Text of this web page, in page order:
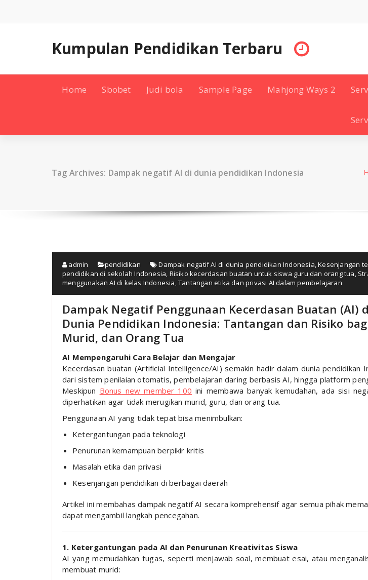
content
Kumpulan Pendidikan Terbaru
Home Sbobet Judi bola Sample Page Mahjong Ways 2
Tag Archives: Dampak negatif AI di dunia pendidikan Indonesia
admin pendidikan Dampak negatif AI di dunia pendidikan Indonesia,Kesenjangan
pendidikan di sekolah Indonesia, Risiko kecerdasan buatan untuk siswa guru dan orang tua,
menggunakan AI di kelas Indonesia,Tantangan etika dan privasi AI dalam pembelajaran
Dampak Negatif Penggunaan Kecerdasan Buatan (AI)
Dunia Pendidikan Indonesia: Tantangan dan Risiko
Murid, dan Orang Tua
AI Mempengaruhi Cara Belajar dan Mengajar
Kecerdasan buatan (Artificial Intelligence/AI) semakin hadir dalam dunia pendidikan
dari sistem penilaian otomatis, pembelajaran daring berbasis AI, hingga platform
Meskipun Bonus new member 100 ini membawa banyak kemudahan, ada sisi
diperhatikan agar tidak merugikan murid, guru, dan orang tua.
Penggunaan AI yang tidak tepat bisa menimbulkan:
Ketergantungan pada teknologi
Penurunan kemampuan berpikir kritis
Masalah etika dan privasi
Kesenjangan pendidikan di berbagai daerah
Artikel ini membahas dampak negatif AI secara komprehensif agar semua pihak
dapat mengambil langkah pencegahan.
1. Ketergantungan pada AI dan Penurunan Kreativitas Siswa
AI yang memudahkan tugas, seperti menjawab soal, membuat esai, atau
membuat murid: